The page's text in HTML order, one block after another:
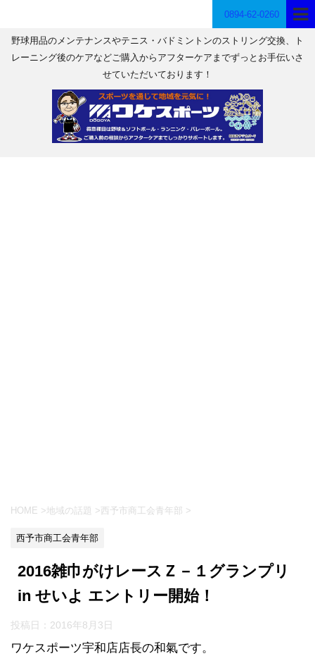
0894-62-0260
野球用品のメンテナンスやテニス・バドミントンのストリング交換、ト
レーニング後のケアなどご購入からアフターケアまでずっとお手伝いさ
せていただいております！
HOME >地域の話題 >西予市商工会青年部 >
西予市商工会青年部
2016雑巾がけレースＺ－１グランプリ
in せいよ エントリー開始！
投稿日： 2016年8月3日
ワケスポーツ宇和店店長の和氣です。